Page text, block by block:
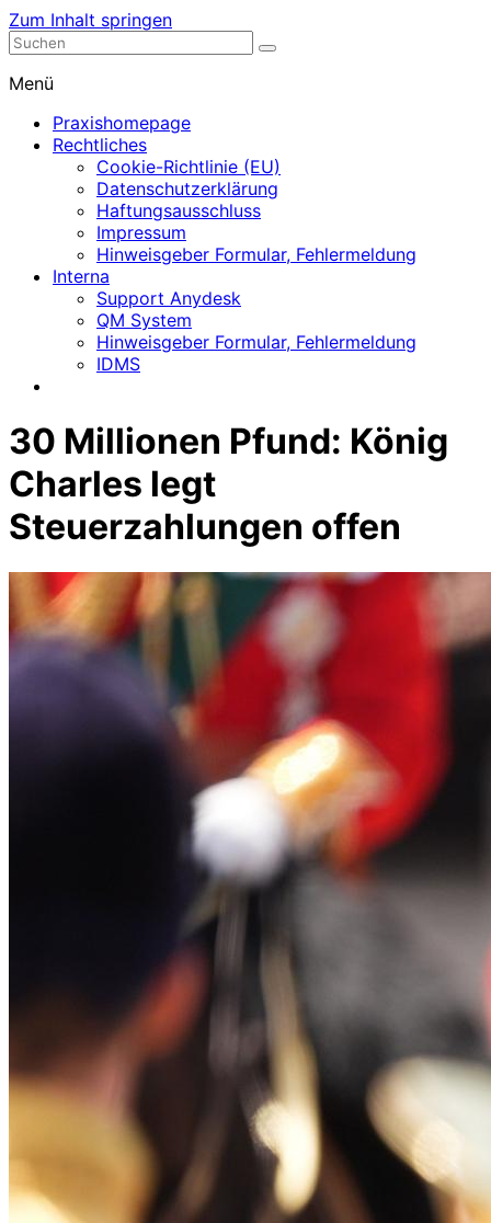
Zum Inhalt springen
Nephrologische Praxis mit Dialyse
Menü
Praxishomepage
Rechtliches
Cookie-Richtlinie (EU)
Datenschutzerklärung
Haftungsausschluss
Impressum
Hinweisgeber Formular, Fehlermeldung
Interna
Support Anydesk
QM System
Hinweisgeber Formular, Fehlermeldung
IDMS
30 Millionen Pfund: König
Charles legt
Steuerzahlungen offen